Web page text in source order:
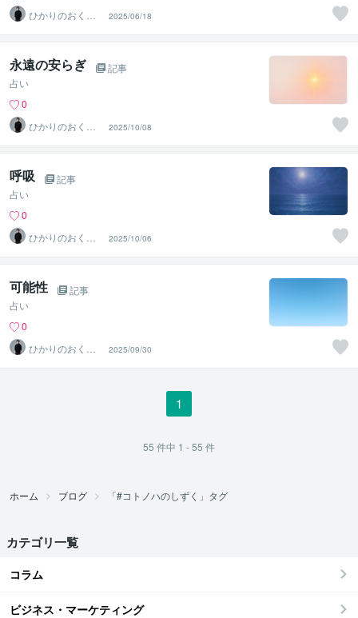
ひかりのおくり
て〜SinMa〜
2025/06/18
永遠の安らぎ
記事
占い
0
ひかりのおくり
て〜SinMa〜
2025/10/08
呼吸
記事
占い
0
ひかりのおくり
て〜SinMa〜
2025/10/06
可能性
記事
占い
0
ひかりのおくり
て〜SinMa〜
2025/09/30
1
55 件中 1 - 55 件
ホーム ブログ 「#コトノハのしずく」タグ
カテゴリ一覧
コラム
ビジネス・マーケティング